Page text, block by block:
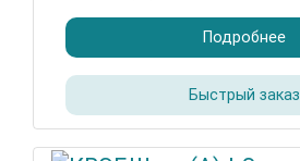
Подробнее
Быстрый заказ